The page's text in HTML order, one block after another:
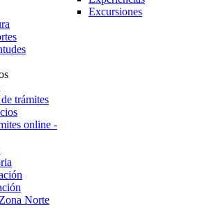
Excursiones
trámites
online -
Norte